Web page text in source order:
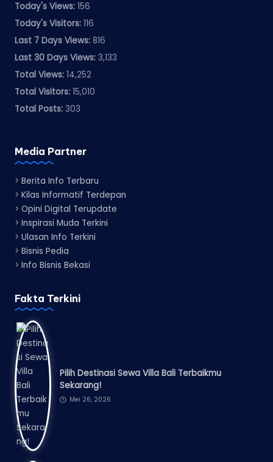
Today's Views: 156
Today's Visitors: 116
Last 7 Days Views: 816
Last 30 Days Views: 3,133
Total Views: 14,252
Total Visitors: 15,010
Total Posts: 303
Media Partner
> Berita Info Terbaru
> Kilas Informatif Terdepan
> Opini Digital Terupdate
> Inspirasi Muda Terkini
> Ulasan Info Terkini
> Bisnis Pedia
> Info Bisnis Bekasi
Fakta Terkini
Pilih Destinasi Sewa Villa Bali Terbaikmu
Sekarang!
Mei 26, 2026